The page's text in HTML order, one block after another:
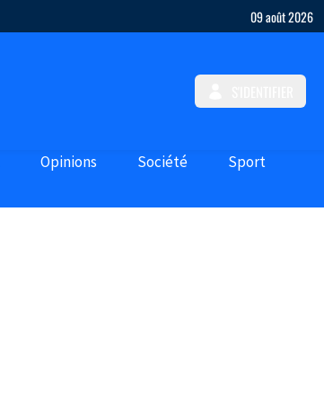
09 août 2026
Opinions Société Sport